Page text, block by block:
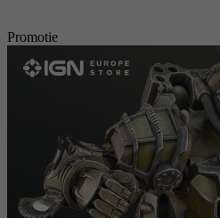
Promotie